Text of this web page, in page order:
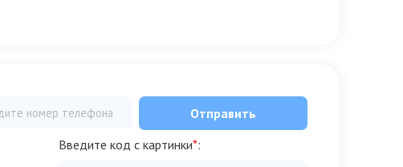
Отправить
Введите код с картинки*: